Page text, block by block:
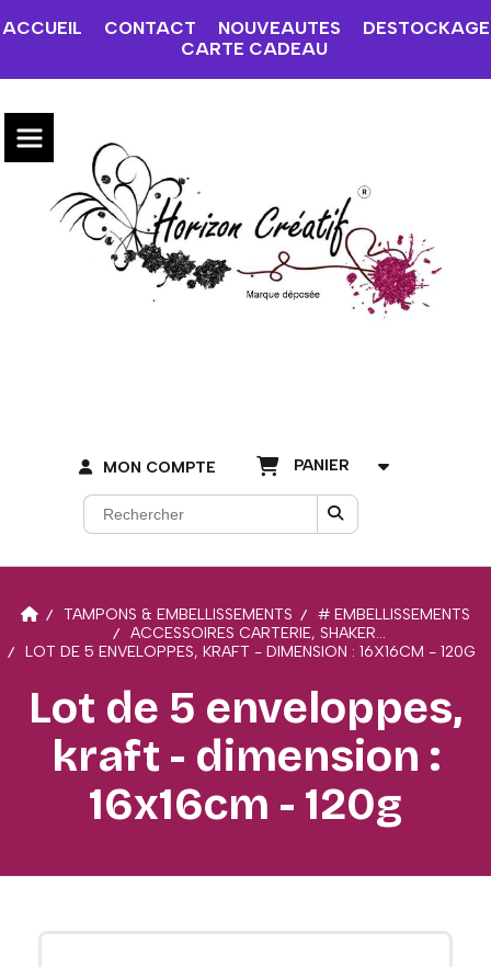
ACCUEIL CONTACT NOUVEAUTES
DESTOCKAGE
CARTE CADEAU
MON COMPTE PANIER
TAMPONS & EMBELLISSEMENTS
# EMBELLISSEMENTS
ACCESSOIRES CARTERIE, SHAKER...
LOT DE 5 ENVELOPPES, KRAFT - DIMENSION : 16X16CM - 120G
Lot de 5 enveloppes,
kraft - dimension :
16x16cm - 120g